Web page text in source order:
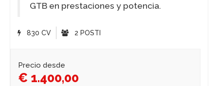
GTB en prestaciones y potencia.
830 CV 2 POSTI
Precio desde
€ 1.400,00